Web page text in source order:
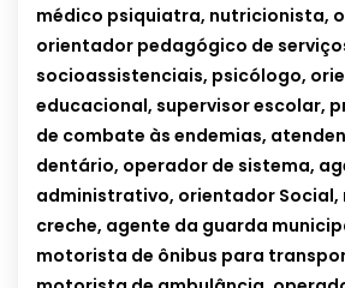
médico psiquiatra, nutricionista,
orientador pedagógico de
socioassistenciais, psicólogo,
educacional, supervisor escolar,
de combate às endemias,
dentário, operador de sistema,
administrativo, orientador Social,
creche, agente da guarda
motorista de ônibus para